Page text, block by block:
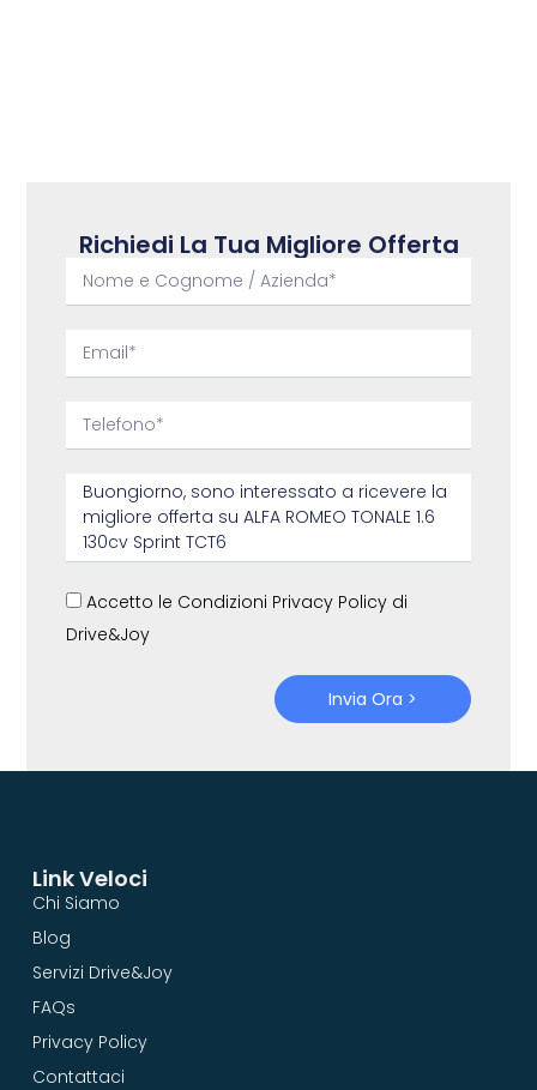
Richiedi La Tua Migliore Offerta
Accetto le Condizioni Privacy Policy di
Drive&Joy
Invia Ora >
Link Veloci
Chi Siamo
Blog
Servizi Drive&Joy
FAQs
Privacy Policy
Contattaci